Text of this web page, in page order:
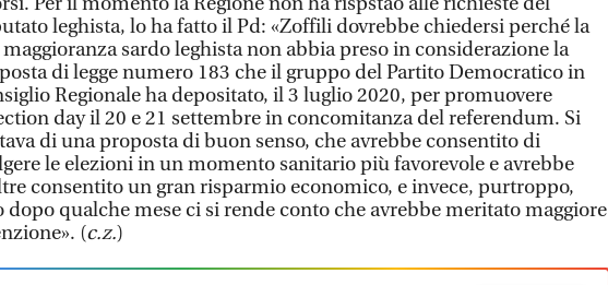
leghista, lo ha fatto il Pd: «Zoffili dovrebbe chiedersi perché la
maggioranza sardo leghista non abbia preso in considerazione la
di legge numero 183 che il gruppo del Partito Democratico in
Regionale ha depositato, il 3 luglio 2020, per promuovere
day il 20 e 21 settembre in concomitanza del referendum. Si
di una proposta di buon senso, che avrebbe consentito di
le elezioni in un momento sanitario più favorevole e avrebbe
consentito un gran risparmio economico, e invece, purtroppo,
dopo qualche mese ci si rende conto che avrebbe meritato maggiore
(c.z.)